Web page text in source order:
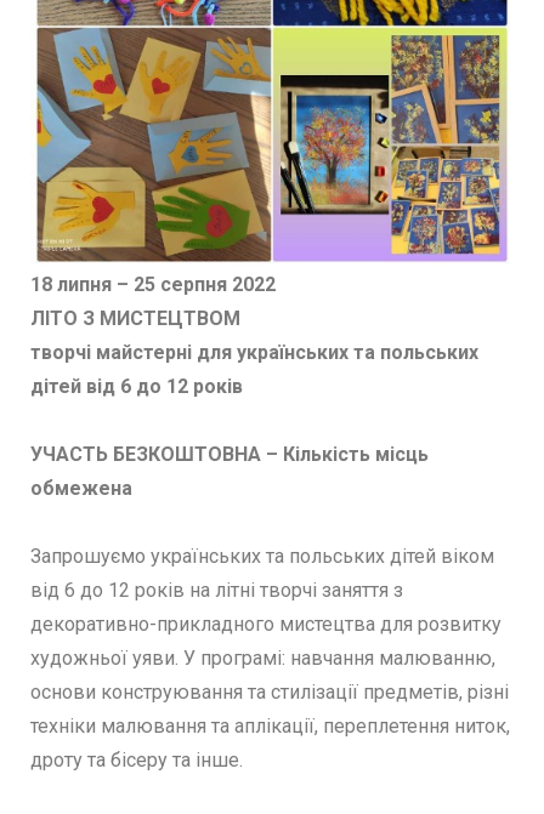
18 липня – 25 серпня 2022
ЛІТО З МИСТЕЦТВОМ
творчі майстерні для українських та польських
дітей від 6 до 12 років
УЧАСТЬ БЕЗКОШТОВНА – Кількість місць
обмежена
Запрошуємо українських та польських дітей віком
від 6 до 12 років на літні творчі заняття з
декоративно-прикладного мистецтва для розвитку
художньої уяви. У програмі: навчання малюванню,
основи конструювання та стилізації предметів, різні
техніки малювання та аплікації, переплетення ниток,
дроту та бісеру та інше.